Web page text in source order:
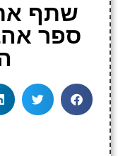
שתף
ספר